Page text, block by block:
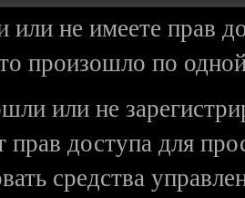
не имеете прав
произошло по
или не
прав доступа для
средства